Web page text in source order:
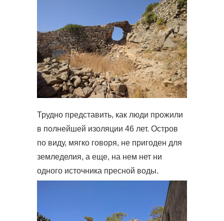
Трудно представить, как люди прожили
в полнейшей изоляции 46 лет. Остров
по виду, мягко говоря, не пригоден для
земледелия, а еще, на нем нет ни
одного источника пресной воды.